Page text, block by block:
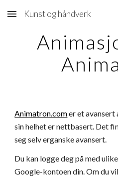
Skip to main content
Kunst og håndverk
Animatron.com er et avansert
sin helhet er nettbasert. Det
seg selv erganske avansert.
Du kan logge deg på med
Google-kontoen din. Om du